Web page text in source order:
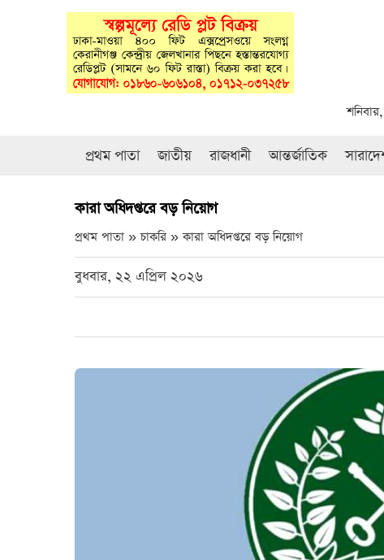
প্রথম পাতা জাতীয় রাজধানী আন্তর্জাতিক
কারা অধিদপ্তরে বড় নিয়োগ
প্রথম পাতা » চাকরি »কারা অধিদপ্তরে বড় নিয়োগ
বুধবার, ২২ এপ্রিল ২০২৬